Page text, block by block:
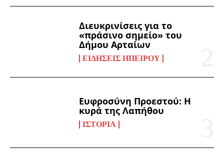
Διευκρινίσεις για το
«πράσινο σημείο» του
Δήμου Αρταίων
ΕΙΔΉΣΕΙΣ ΗΠΕΊΡΟΥ
Ευφροσύνη Προεστού: Η
κυρά της Λαπήθου
ΙΣΤΟΡΊΑ